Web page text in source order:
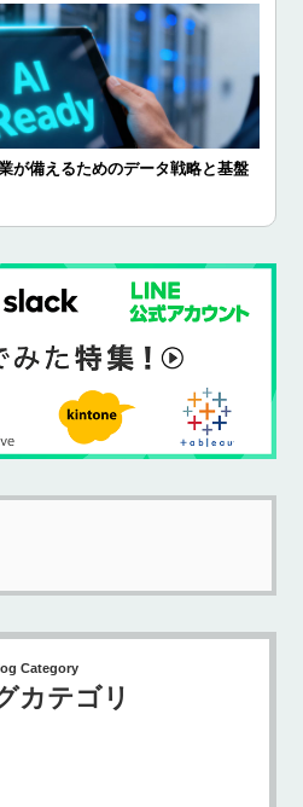
が備えるためのデータ戦略と基盤
Category
カテゴリ